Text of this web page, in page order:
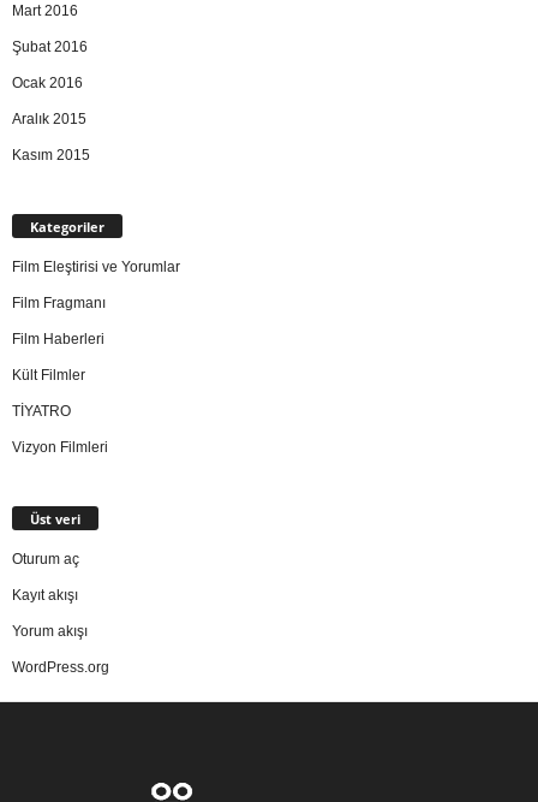
Mart 2016
Şubat 2016
Ocak 2016
Aralık 2015
Kasım 2015
Kategoriler
Film Eleştirisi ve Yorumlar
Film Fragmanı
Film Haberleri
Kült Filmler
TİYATRO
Vizyon Filmleri
Üst veri
Oturum aç
Kayıt akışı
Yorum akışı
WordPress.org